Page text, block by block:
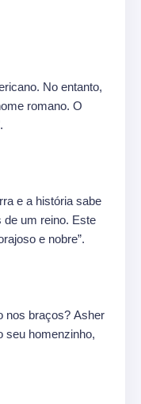
No entanto,
romano. O
e a história sabe
de um reino. Este
e nobre”.
nos braços? Asher
seu homenzinho,